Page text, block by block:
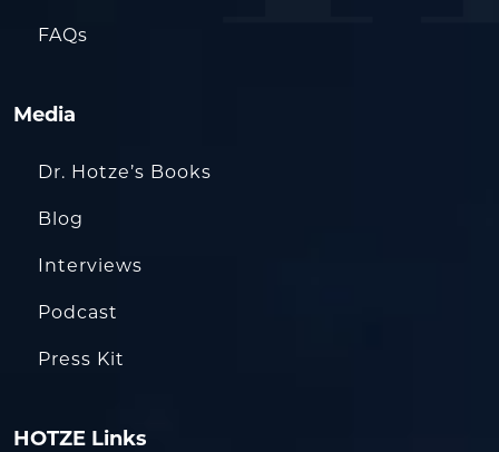
FAQs
Media
Dr. Hotze’s Books
Blog
Interviews
Podcast
Press Kit
HOTZE Links